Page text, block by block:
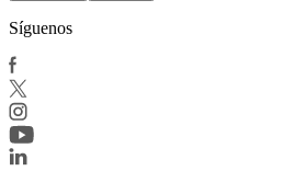
Síguenos